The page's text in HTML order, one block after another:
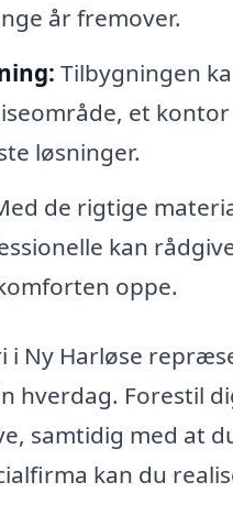
år fremover.
Tilbygningen
et
løsninger.
de rigtige
kan
oppe.
i Ny Harløse
hverdag. Forestil
samtidig med at
kan du